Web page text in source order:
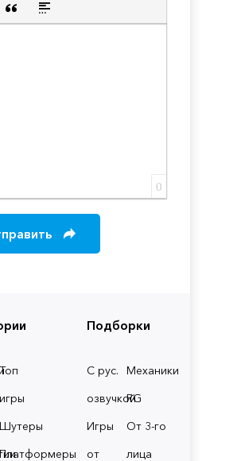
Топ
игры
Шутеры
Платформеры
Подборки
С рус.
озвучкой
Механики
RG
Игры
от
От 3-го
лица
скрытого текста
Вставка цитаты
Вставка спойлера
0